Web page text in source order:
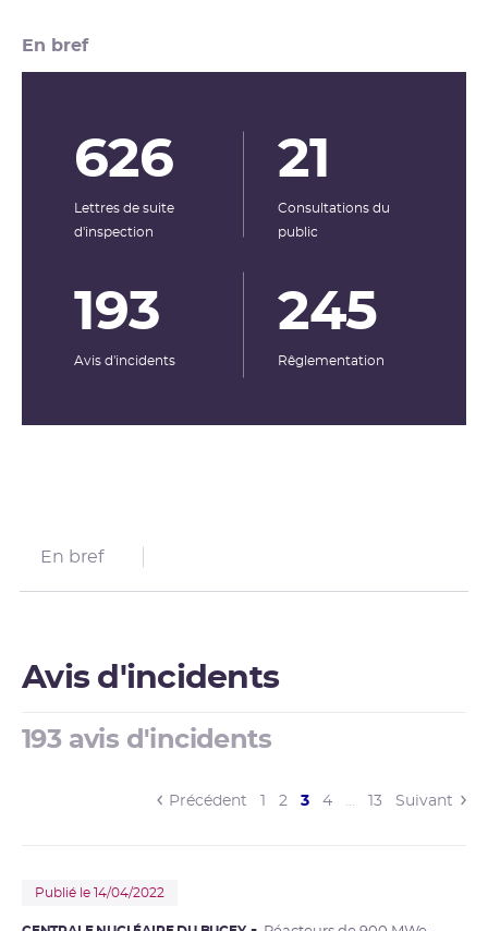
En bref
626
Lettres de suite
d'inspection
21
Consultations du
public
193
Avis d'incidents
245
Rêglementation
En bref
Avis d'incidents
193 avis d'incidents
Précédent 2 3(current)
4 … 13 Suivant
Publié le 14/04/2022